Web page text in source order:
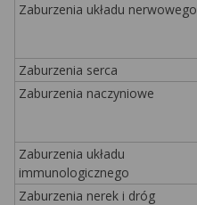
Zaburzenia układu nerwowego
Zaburzenia serca
Zaburzenia naczyniowe
Zaburzenia układu
immunologicznego
Zaburzenia nerek i dróg